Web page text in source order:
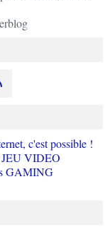
c'est possible !
VIDEO
GAMING